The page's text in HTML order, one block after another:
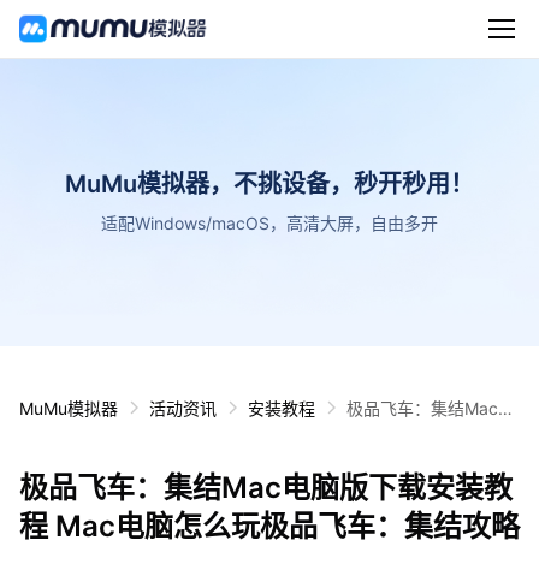
MuMu模拟器，不挑设备，秒开秒用！
适配Windows/macOS，高清大屏，自由多开
MuMu模拟器 活动资讯 安装教程
极品飞车：集结Mac电
集结攻略
极品飞车：集结Mac电脑版下载安装教
程 Mac电脑怎么玩极品飞车：集结攻略